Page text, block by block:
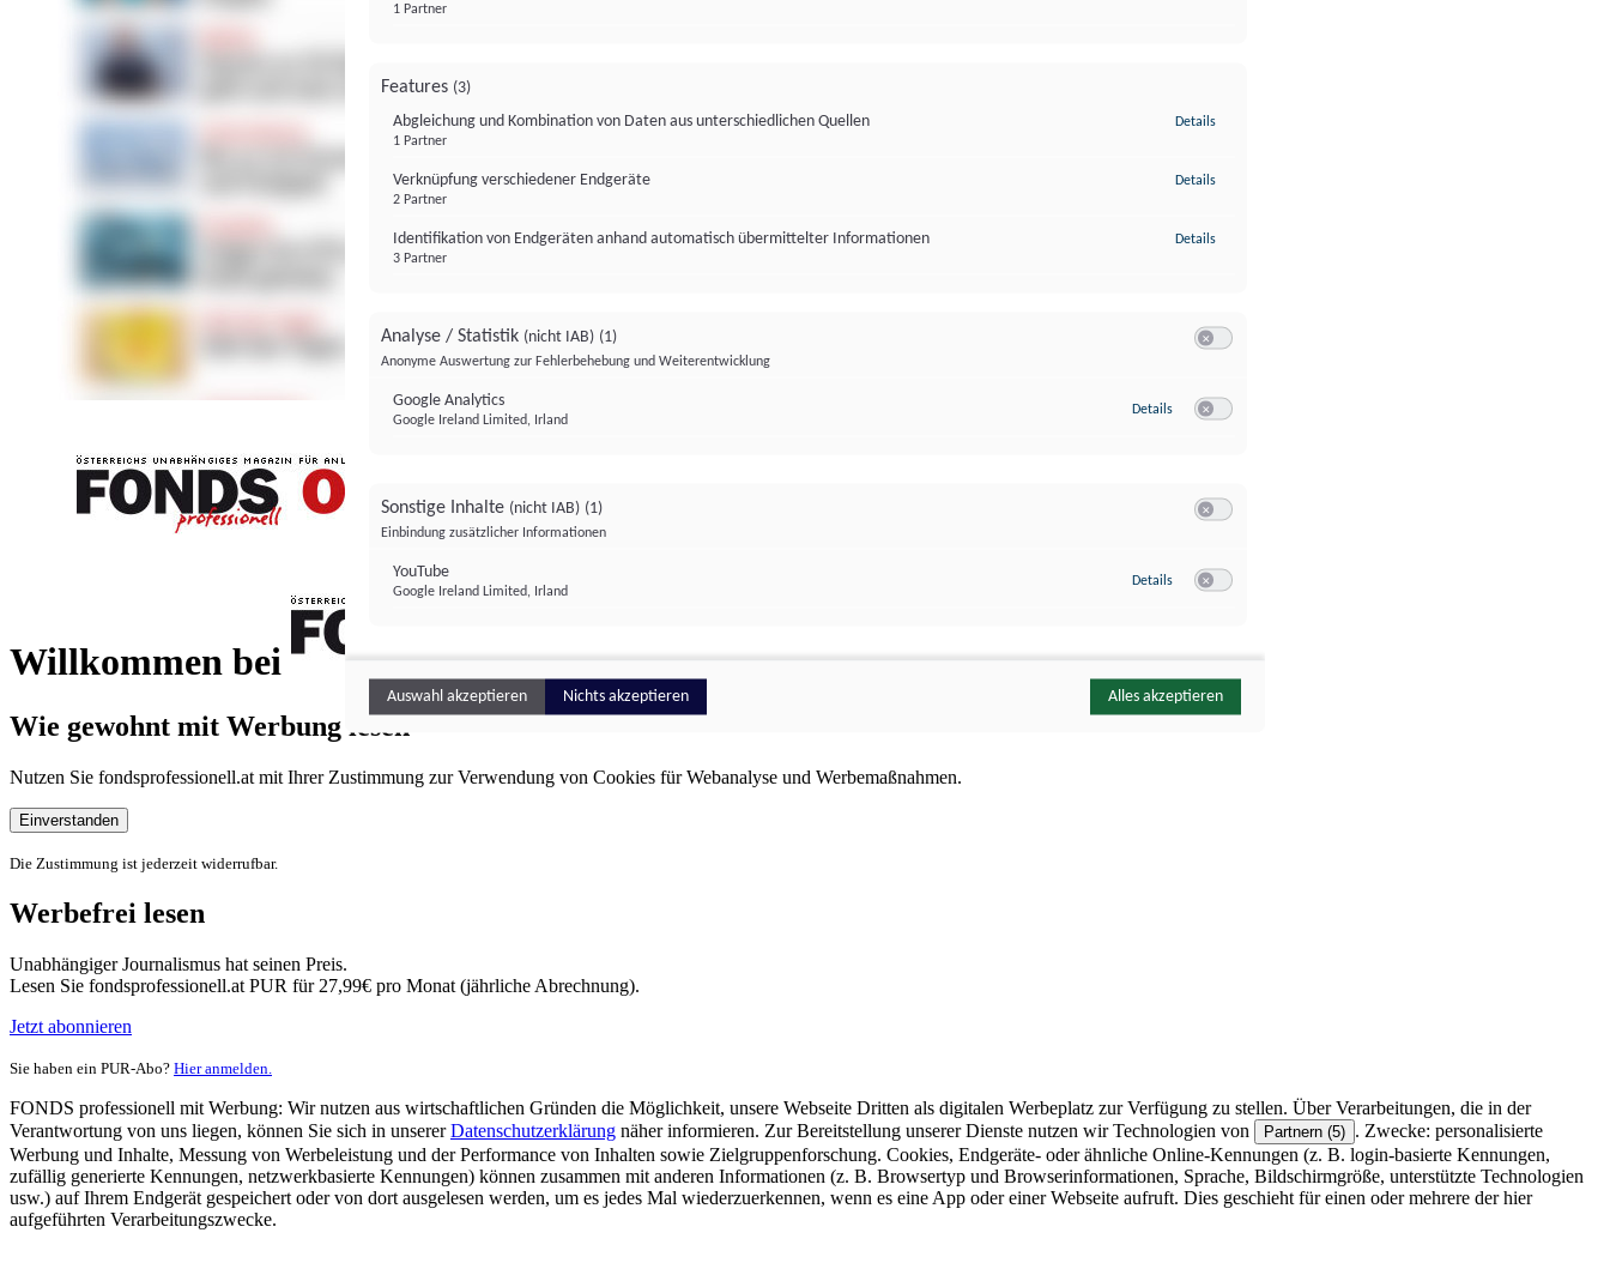
Willkommen bei
FONDS professionell
Wie gewohnt mit Werbung lesen
Nutzen Sie fondsprofessionell.at mit Ihrer Zustimmung zur Verwendung von Cookies für Webanalyse und Werbemaßnahmen.
Einverstanden
Die Zustimmung ist jederzeit widerrufbar.
Werbefrei lesen
Unabhängiger Journalismus hat seinen Preis.
Lesen Sie fondsprofessionell.at PUR für 27,99€ pro Monat (jährliche Abrechnung).
Jetzt abonnieren
Sie haben ein PUR-Abo? Hier anmelden.
FONDS professionell mit Werbung: Wir nutzen aus wirtschaftlichen Gründen die Möglichkeit, unsere Webseite Dritten als digitalen Werbeplatz zur Verfügung zu stellen. Über Verarbeitungen, die in der
Verantwortung von uns liegen, können Sie sich in unsererDatenschutzerklärung näher informieren. Zur Bereitstellung unserer Dienste nutzen wir Technologien von Partnern (5) . Zwecke: personalisierte
Werbung und Inhalte, Messung von Werbeleistung und der Performance von Inhalten sowie Zielgruppenforschung. Cookies, Endgeräte- oder ähnliche Online-Kennungen (z. B. login-basierte Kennungen,
zufällig generierte Kennungen, netzwerkbasierte Kennungen) können zusammen mit anderen Informationen (z. B. Browsertyp und Browserinformationen, Sprache, Bildschirmgröße, unterstützte Technologien
usw.) auf Ihrem Endgerät gespeichert oder von dort ausgelesen werden, um es jedes Mal wiederzuerkennen, wenn es eine App oder einer Webseite aufruft. Dies geschieht für einen oder mehrere der hier
aufgeführten Verarbeitungszwecke.
1 Partner
Features (3)
Abgleichung und Kombination von Daten aus unterschiedlichen Quellen
1 Partner
Details
Verknüpfung verschiedener Endgeräte
2 Partner
Details
Identifikation von Endgeräten anhand automatisch übermittelter Informationen
3 Partner
Details
Analyse / Statistik (nicht IAB) (1)
Anonyme Auswertung zur Fehlerbehebung und Weiterentwicklung
Google Analytics
Google Ireland Limited, Irland
Details zu Google Analytics
Sonstige Inhalte (nicht IAB) (1)
Einbindung zusätzlicher Informationen
YouTube
Google Ireland Limited, Irland
Details zu YouTube
Auswahl akzeptieren Nichts akzeptieren Alles akzeptieren